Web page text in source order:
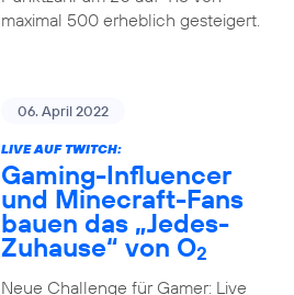
maximal 500 erheblich gesteigert.
06. April 2022
LIVE AUF TWITCH:
Gaming-Influencer
und Minecraft-Fans
bauen das „Jedes-
Zuhause“ von O2
Neue Challenge für Gamer: Live